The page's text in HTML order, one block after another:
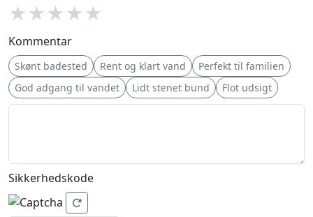
★★★★★
Kommentar
Skønt badested Rent og klart vand
Perfekt til familien
God adgang til vandet
Lidt stenet bund Flot udsigt
Sikkerhedskode